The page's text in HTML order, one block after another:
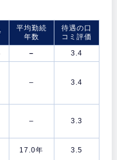
平均勤続
年数
待遇の口
コミ評価
–
3.4
– 3.4
– 3.3
17.0年 3.5